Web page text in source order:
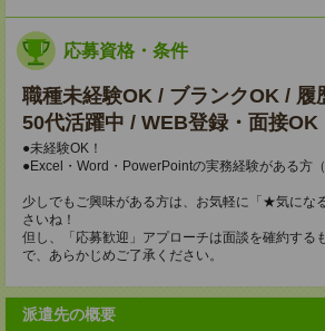
応募資格・条件
職種未経験OK / ブランクOK / 履
50代活躍中 / WEB登録・面接OK
●未経験OK！
●Excel・Word・PowerPointの実務経験がある方（
少しでもご興味がある方は、お気軽に「★気にな
さいね！
但し、「応募歓迎」アプローチは面談を確約する
で、あらかじめご了承ください。
派遣先の概要